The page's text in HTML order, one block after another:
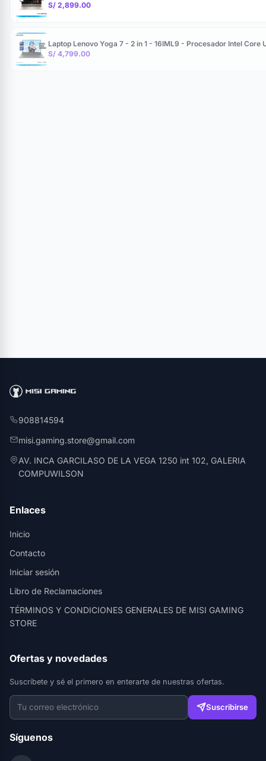
S/ 2,899.00
Laptop Lenovo Yoga 7 - 2 in 1 - 16IML9 - Procesador Intel
S/ 4,799.00
908814594
misi.gaming.store@gmail.com
AV. INCA GARCILASO DE LA VEGA 1250 int 102, GALERIA
COMPUWILSON
Enlaces
Inicio
Contacto
Iniciar sesión
Libro de Reclamaciones
TÉRMINOS Y CONDICIONES GENERALES DE MISI GAMING
STORE
Ofertas y novedades
Suscríbete y sé el primero en enterarte de nuestras ofertas.
Suscribirse
Síguenos